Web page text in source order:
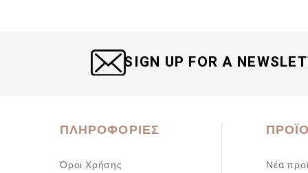
SIGN UP FOR A
ΠΛΗΡΟΦΟΡΊΕΣ
Όροι Χρήσης
Νέα